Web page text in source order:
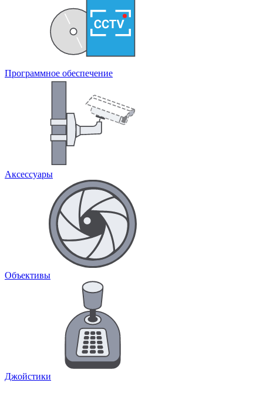
Программное обеспечение
Аксессуары
Объективы
Джойстики